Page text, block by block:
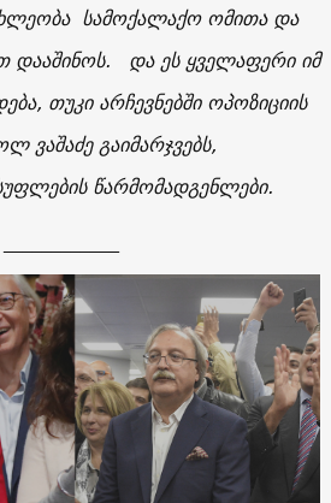
სამოქალაქო ომითა და
დააშინოს. და ეს ყველაფერი იმ
თუკი არჩევნებში ოპოზიციის
ვაშაძე გაიმარჯვებს,
წარმომადგენლები.